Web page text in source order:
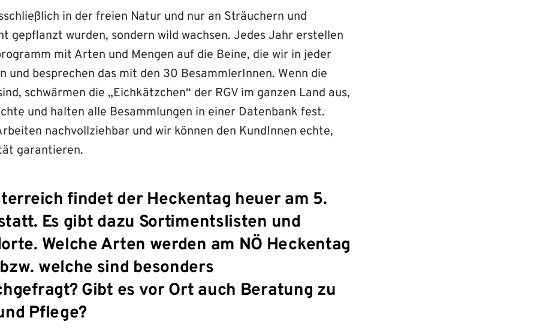
in der freien Natur und nur an Sträuchern und
gepflanzt wurden, sondern wild wachsen. Jedes Jahr erstellen
mit Arten und Mengen auf die Beine, die wir in jeder
und besprechen das mit den 30 BesammlerInnen. Wenn die
schwärmen die „Eichkätzchen“ der RGV im ganzen Land aus,
und halten alle Besammlungen in einer Datenbank fest.
nachvollziehbar und wir können den KundInnen echte,
garantieren.
findet der Heckentag heuer am 5.
Es gibt dazu Sortimentslisten und
Welche Arten werden am NÖ Heckentag
welche sind besonders
Gibt es vor Ort auch Beratung zu
Pflege?